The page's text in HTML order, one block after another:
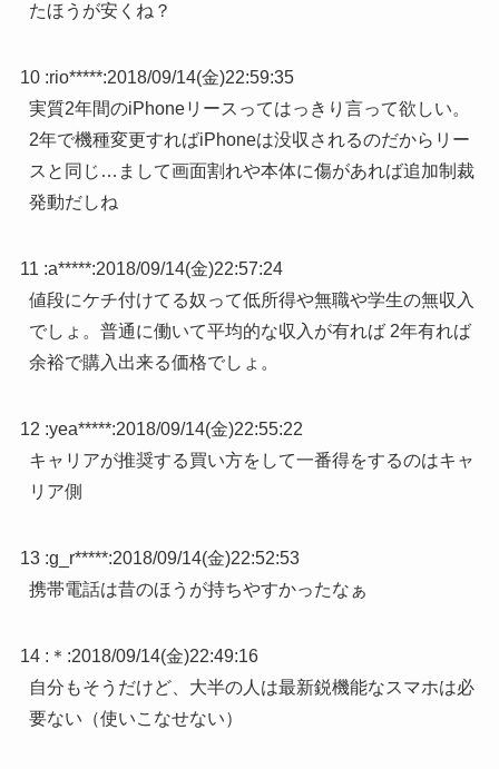
たほうが安くね？
10 :rio*****:2018/09/14(金)22:59:35
実質2年間のiPhoneリースってはっきり言って欲しい。
2年で機種変更すればiPhoneは没収されるのだからリー
スと同じ…まして画面割れや本体に傷があれば追加制裁
発動だしね
11 :a*****:2018/09/14(金)22:57:24
値段にケチ付けてる奴って低所得や無職や学生の無収入
でしょ。普通に働いて平均的な収入が有れば 2年有れば
余裕で購入出来る価格でしょ。
12 :yea*****:2018/09/14(金)22:55:22
キャリアが推奨する買い方をして一番得をするのはキャ
リア側
13 :g_r*****:2018/09/14(金)22:52:53
携帯電話は昔のほうが持ちやすかったなぁ
14 : ＊ :2018/09/14(金)22:49:16
自分もそうだけど、大半の人は最新鋭機能なスマホは必
要ない（使いこなせない）